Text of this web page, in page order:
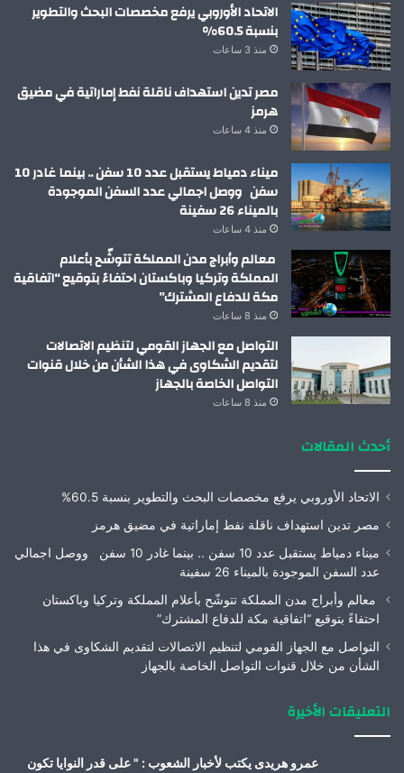
الاتحاد الأوروبي يرفع مخصصات البحث والتطوير
بنسبة 60.5%
منذ 3 ساعات
مصر تدين استهداف ناقلة نفط إماراتية في مضيق
هرمز
منذ 4 ساعات
ميناء دمياط يستقبل عدد 10 سفن .. بينما غادر 10
سفن ووصل اجمالي عدد السفن الموجودة
بالميناء 26 سفينة
منذ 4 ساعات
معالم وأبراج مدن المملكة تتوشّح بأعلام
المملكة وتركيا وباكستان احتفاءً بتوقيع “اتفاقية
مكة للدفاع المشترك”
منذ 8 ساعات
التواصل مع الجهاز القومي لتنظيم الاتصالات
لتقديم الشكاوى في هذا الشأن من خلال قنوات
التواصل الخاصة بالجهاز
منذ 8 ساعات
أحدث المقالات
الاتحاد الأوروبي يرفع مخصصات البحث والتطوير بنسبة 60.5%
مصر تدين استهداف ناقلة نفط إماراتية في مضيق هرمز
ميناء دمياط يستقبل عدد 10 سفن .. بينما غادر 10 سفن ووصل اجمالي
عدد السفن الموجودة بالميناء 26 سفينة
معالم وأبراج مدن المملكة تتوشّح بأعلام المملكة وتركيا وباكستان
احتفاءً بتوقيع “اتفاقية مكة للدفاع المشترك”
التواصل مع الجهاز القومي لتنظيم الاتصالات لتقديم الشكاوى في هذا
الشأن من خلال قنوات التواصل الخاصة بالجهاز
التعليقات الأخيرة
عمرو هريدى يكتب لأخبار الشعوب : " على قدر النوايا تكون